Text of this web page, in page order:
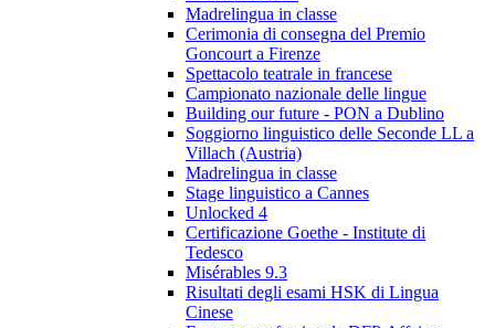
Madrelingua in classe
Cerimonia di consegna del Premio
Goncourt a Firenze
Spettacolo teatrale in francese
Campionato nazionale delle lingue
Building our future - PON a Dublino
Soggiorno linguistico delle Seconde LL a
Villach (Austria)
Madrelingua in classe
Stage linguistico a Cannes
Unlocked 4
Certificazione Goethe - Institute di
Tedesco
Misérables 9.3
Risultati degli esami HSK di Lingua
Cinese